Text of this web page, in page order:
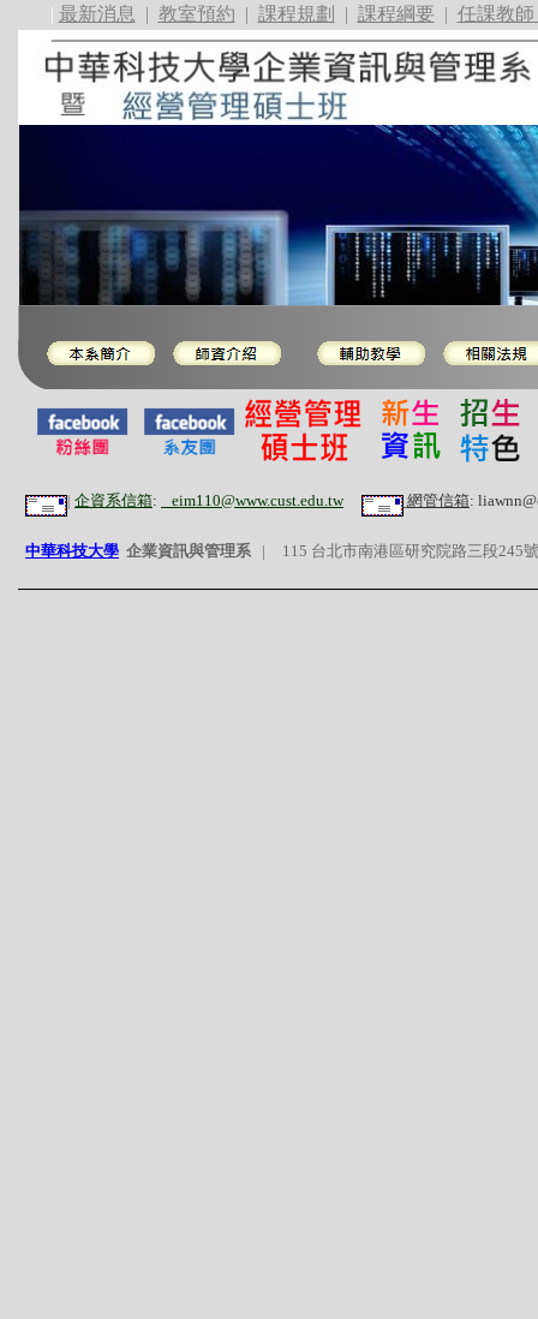
| 最新消息 | 教室預約 | 課程規劃 | 課程綱要 | 任課教師
| 企資系信箱: eim110@www.cust.edu.tw 網管信箱:
中華科技大學 企業資訊與管理系 | 115 台北市南港區研究院路三段245